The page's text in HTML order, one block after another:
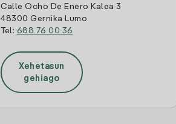
Calle Ocho De Enero Kalea 3
48300 Gernika Lumo
Tel: 688 76 00 36
Xehetasun
gehiago